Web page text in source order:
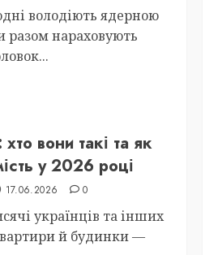
володіють ядерною
разом нараховують
вони такі та як
у 2026 році
17.06.2026 0
українців та інших
й будинки —